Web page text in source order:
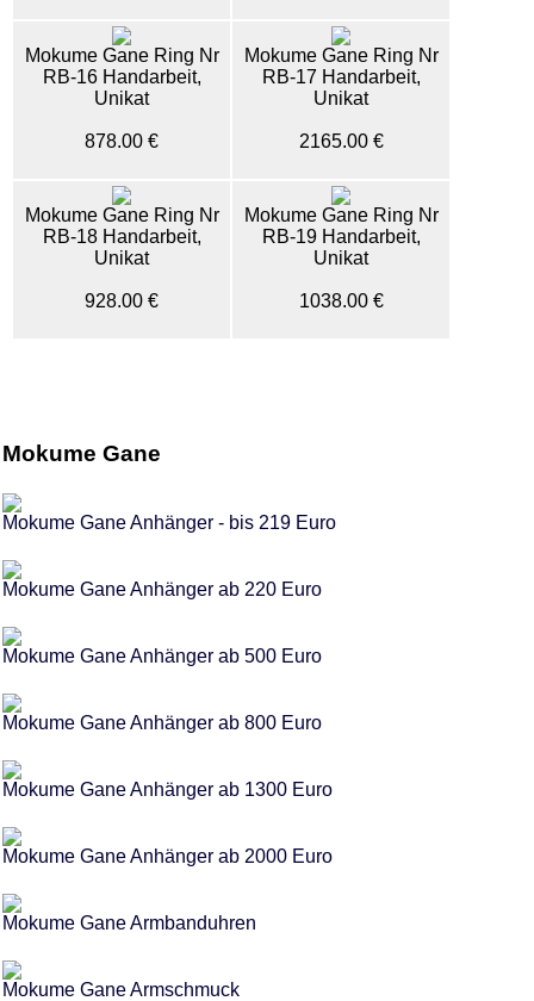
Mokume Gane Ring Nr
RB-16 Handarbeit,
Unikat
878.00 €
Mokume Gane Ring Nr
RB-17 Handarbeit,
Unikat
2165.00 €
Mokume Gane Ring Nr
RB-18 Handarbeit,
Unikat
928.00 €
Mokume Gane Ring Nr
RB-19 Handarbeit,
Unikat
1038.00 €
Mokume Gane
Mokume Gane Anhänger - bis 219 Euro
Mokume Gane Anhänger ab 220 Euro
Mokume Gane Anhänger ab 500 Euro
Mokume Gane Anhänger ab 800 Euro
Mokume Gane Anhänger ab 1300 Euro
Mokume Gane Anhänger ab 2000 Euro
Mokume Gane Armbanduhren
Mokume Gane Armschmuck